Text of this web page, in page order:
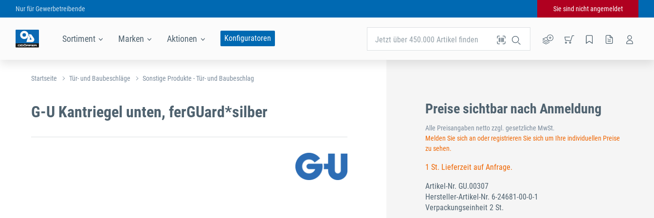
Nur fürGewerbetreibende Sie sind nicht angemeldet
Sortiment Marken Aktionen Konfiguratoren Jetzt über 450.000 Artikel finden
Startseite Tür- und Baubeschläge Sonstige Produkte - Tür- und Baubeschlag
G-U Kantriegel unten, ferGUard*silber Preise sichtbar nach Anmeldung
Alle Preisangaben netto zzgl. gesetzliche MwSt.
Melden Sie sich an oder registrieren Sie sich um Ihre individuellen Preise
zu sehen.
1 St. Lieferzeit auf Anfrage.
Artikel-Nr. GU.00307
Hersteller-Artikel-Nr. 6-24681-00-0-1
Verpackungseinheit 2 St.